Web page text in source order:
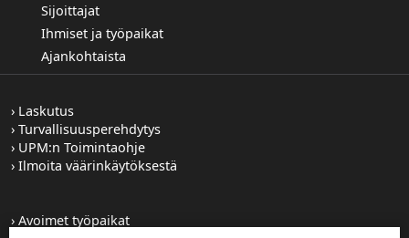
Sijoittajat
Ihmiset ja työpaikat
Ajankohtaista
Laskutus
Turvallisuusperehdytys
UPM:n Toimintaohje
Ilmoita väärinkäytöksestä
Avoimet työpaikat